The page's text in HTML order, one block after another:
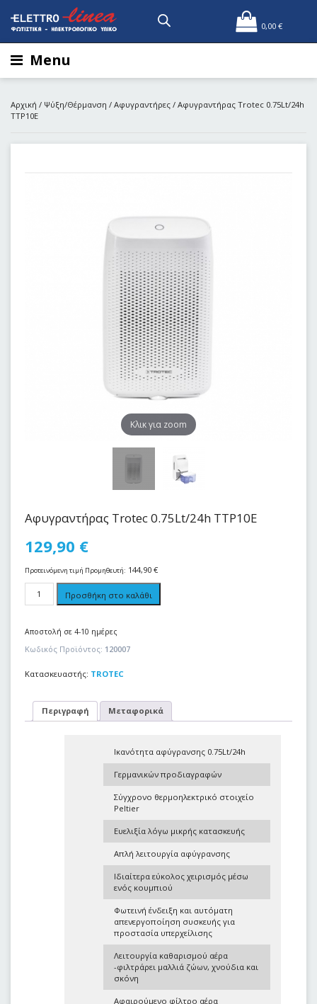
0,00 €
Menu
Αρχική / Ψύξη/Θέρμανση / Αφυγραντήρες / Αφυγραντήρας Trotec 0.75Lt/24h
TTP10E
Kλικ για zoom
Αφυγραντήρας Trotec 0.75Lt/24h TTP10E
129,90 €
Προτεινόμενη τιμή Προμηθευτή: 144,90 €
Προσθήκη στο καλάθι
Αποστολή σε 4-10 ημέρες
Κωδικός Προϊόντος: 120007
Κατασκευαστής: TROTEC
Περιγραφή Μεταφορικά
Ικανότητα αφύγρανσης 0.75Lt/24h
Γερμανικών προδιαγραφών
Σύγχρονο θερμοηλεκτρικό στοιχείο
Peltier
Ευελιξία λόγω μικρής κατασκευής
Απλή λειτουργία αφύγρανσης
Ιδιαίτερα εύκολος χειρισμός μέσω
ενός κουμπιού
Φωτεινή ένδειξη και αυτόματη
απενεργοποίηση συσκευής για
προστασία υπερχείλισης
Λειτουργία καθαρισμού αέρα
-φιλτράρει μαλλιά ζώων, χνούδια και
σκόνη
Αφαιρούμενο φίλτρο αέρα